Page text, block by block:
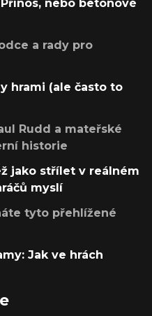
nebo betonové
a rady pro
hrami (ale často to
Rudd a mateřské
historie
jako střílet v reálném
myslí
tyto přehlížené
Jak ve hrách